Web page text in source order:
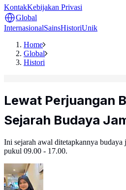
KontakKebijakan Privasi
Global
InternasionalSainsHistoriUnik
Home
Global
Histori
Lewat Perjuangan
Sejarah Budaya
Ini sejarah awal ditetapkannya
pukul 09.00 - 17.00.